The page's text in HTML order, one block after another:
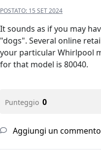
POSTATO: 15 SET 2024
It sounds as if you may
"dogs". Several online
your particular Whirlpool
for that model is 80040.
Punteggio 0
Aggiungi un commento